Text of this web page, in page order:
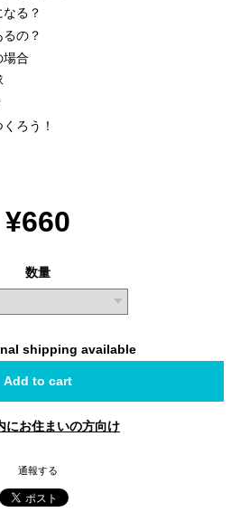
る？
の？
合
ろう！
¥660
数量
shipping available
Add to cart
にお住まいの方向け
通報する